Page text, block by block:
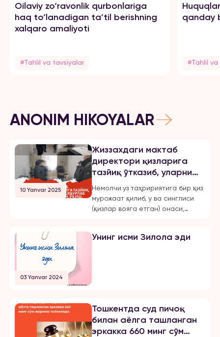
Oilaviy zo‘ravonlik qurbonlariga
haq to‘lanadigan ta’til berishning
xalqaro amaliyoti
#Tahlil va tavsiyalar
qanday
#Tahlil
ANONIM HIKOYALAR
10 Yanvar 2025
Жиззахдаги мактаб
директори қизларига
тазйиқ ўтказиб, уларни
мажбурлаб турмушга
чиқарган, ўқиш,
ишлашдан маҳрум қилган
Немолчи.уз таҳририятига бир қиз
мурожаат қилиб, у ва синглиси
(қизлар вояга етган) онаси,
Хасанова томонидан бир неча
ишлайман. 2024 йил 31 октябрь
куни мени умуман норози бўлган
йигитга […]
03 Yanvar 2024
Унинг исми Зилола эди
Тошкентда суд пичоқ
билан аёлга ташланган
эркакка 660 минг сўм